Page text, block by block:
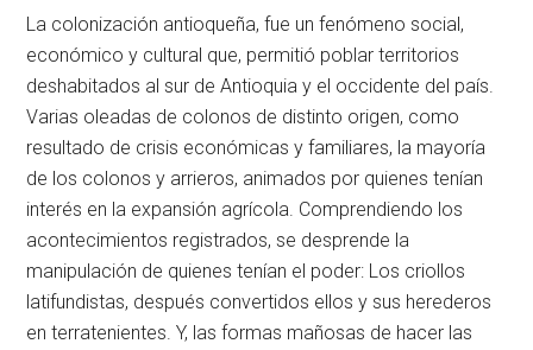
La colonización antioqueña, fue un fenómeno social,
económico y cultural que, permitió poblar territorios
deshabitados al sur de Antioquia y el occidente del país.
Varias oleadas de colonos de distinto origen, como
resultado de crisis económicas y familiares, la mayoría
de los colonos y arrieros, animados por quienes tenían
interés en la expansión agrícola. Comprendiendo los
acontecimientos registrados, se desprende la
manipulación de quienes tenían el poder: Los criollos
latifundistas, después convertidos ellos y sus herederos
en terratenientes. Y, las formas mañosas de hacer las